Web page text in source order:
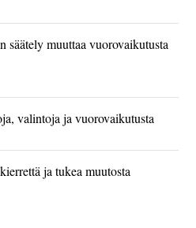
säätely muuttaa vuorovaikutusta
valintoja ja vuorovaikutusta
ja tukea muutosta